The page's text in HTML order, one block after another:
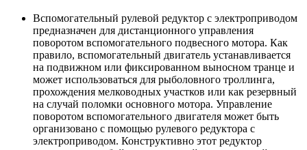
Вспомогательный рулевой редуктор с электроприводом
предназначен для дистанционного управления
поворотом вспомогательного подвесного мотора. Как
правило, вспомогательный двигатель устанавливается
на подвижном или фиксированном выносном транце и
может использоваться для рыболовного троллинга,
прохождения мелководных участков или как резервный
на случай поломки основного мотора. Управление
поворотом вспомогательного двигателя может быть
организовано с помощью рулевого редуктора с
электроприводом. Конструктивно этот редуктор